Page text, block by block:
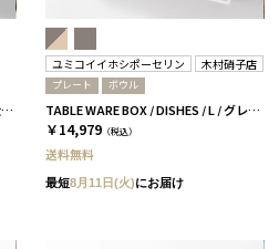
FOOD＆TABLE WARE BOX / 9° / 茶大色 / ズッペン
ユミコイイホシポーセリン 木村硝子店
プレート ボウル
TABLE WARE BOX / DISHES / L / グレー＆ベージュ［イイホシユミコ×木村硝子店］
￥14,979 （税込）
送料無料
最短8月11日(火)にお届け